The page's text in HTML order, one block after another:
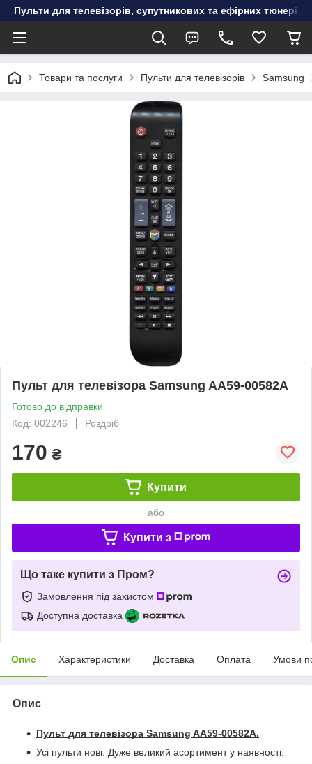
Пульти для телевізорів, супутникових та ефірних тюнерів,
Товари та послуги Пульти для телевізорів Samsung
Пульт для телевізора Samsung AA59-00582A
Готово до відправки
Код: 002246
Роздріб
170 ₴
Купити
або
Купити з
Що таке купити з Пром?
Замовлення під захистом
Доступна доставка
Опис Характеристики Доставка Оплата Умови
Опис
Пульт для телевізора Samsung AA59-00582A.
Усі пульти нові. Дуже великий асортимент у наявності.